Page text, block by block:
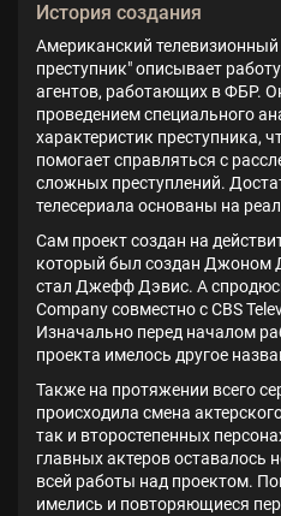
История создания
Американский
преступник" описывает
агентов, работающих в ФБР.
проведением специального
характеристик преступника,
помогает справляться с
сложных преступлений.
телесериала основаны на
Сам проект создан на
который был создан Джоном
стал Джефф Дэвис. А
Company совместно с CBS
Изначально перед началом
проекта имелось другое
Также на протяжении всего
происходила смена
так и второстепенных
главных актеров оставалось
всей работы над проектом.
имелись и повторяющиеся